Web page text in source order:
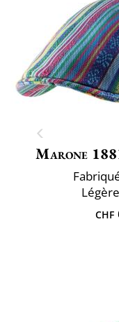
Marone
CHF